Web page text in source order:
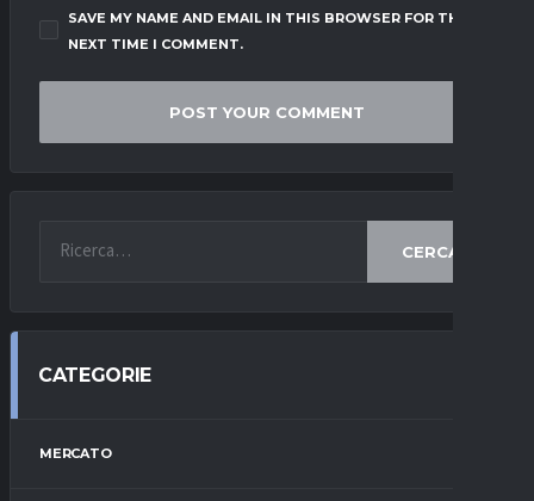
SAVE MY NAME AND EMAIL IN THIS BROWSER FOR THE
NEXT TIME I COMMENT.
CERCA
CATEGORIE
MERCATO